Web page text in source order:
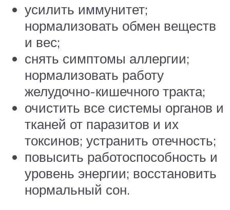
усилить иммунитет;
нормализовать обмен веществ
и вес;
снять симптомы аллергии;
нормализовать работу
желудочно-кишечного тракта;
очистить все системы органов и
тканей от паразитов и их
токсинов; устранить отечность;
повысить работоспособность и
уровень энергии; восстановить
нормальный сон.